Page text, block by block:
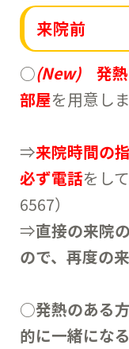
来院前
○(New)発熱
部屋を用意し
⇒来院時間の
必ず電話をし
6567）
⇒直接の来院
ので、再度の
○発熱のある
的に一緒にな